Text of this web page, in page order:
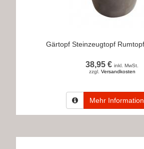
Gärtopf Steinzeugtopf
38,95 € inkl. MwSt.
zzgl. Versandkosten
Mehr